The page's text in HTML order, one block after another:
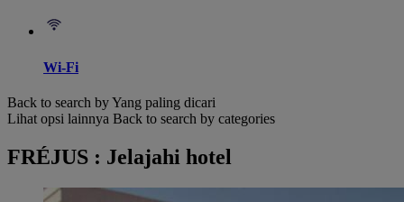
Wi-Fi
Back to search by Yang paling dicari
Lihat opsi lainnya Back to search by categories
FRÉJUS : Jelajahi hotel